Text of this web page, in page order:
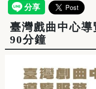
臺灣戲曲中心
90分鐘